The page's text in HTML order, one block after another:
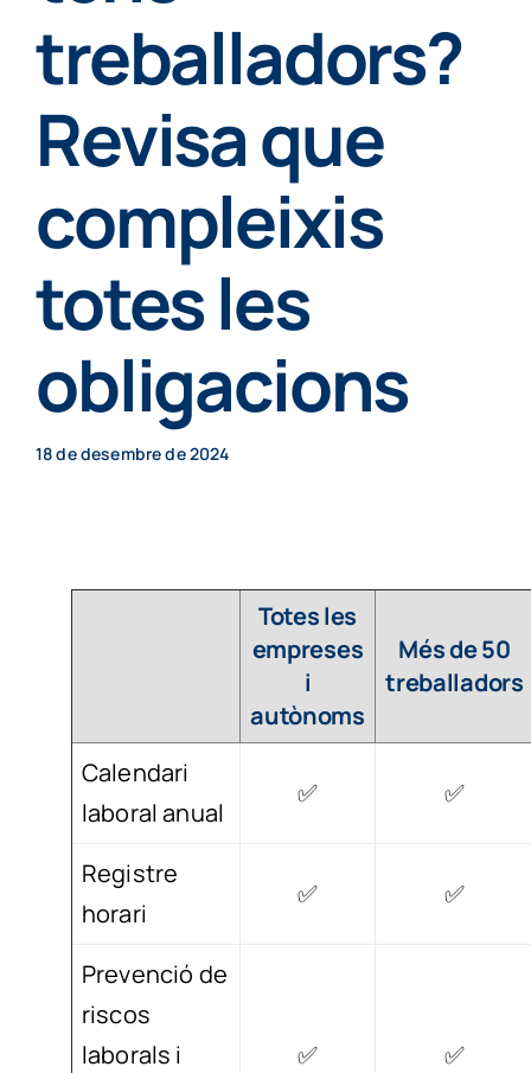
Cita prèvia
treballadors?
Revisa que
compleixis
totes les
obligacions
18 de desembre de 2024
Totes les
empreses
i
autònoms
Més de 50
treballadors
Calendari
laboral anual
✅ ✅
Registre
horari
✅ ✅
Prevenció de
riscos
laborals i
✅ ✅